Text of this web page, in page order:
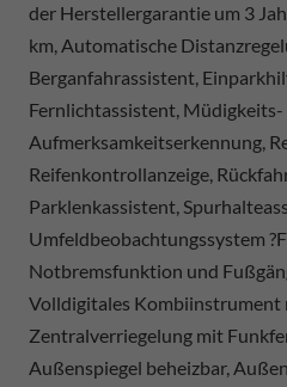
der Herstellergarantie um 3
km, Automatische
Berganfahrassistent,
Fernlichtassistent, Müdigkeits-
Aufmerksamkeitserkennung,
Reifenkontrollanzeige,
Parklenkassistent,
Umfeldbeobachtungssystem
Notbremsfunktion und
Volldigitales Kombiinstrument
Zentralverriegelung mit
Außenspiegel beheizbar,